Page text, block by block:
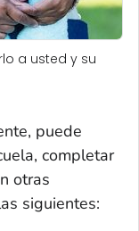
a usted y su
puede
completar
otras
siguientes: